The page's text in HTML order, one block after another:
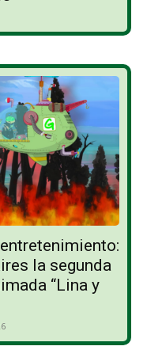
la segunda
“Lina y